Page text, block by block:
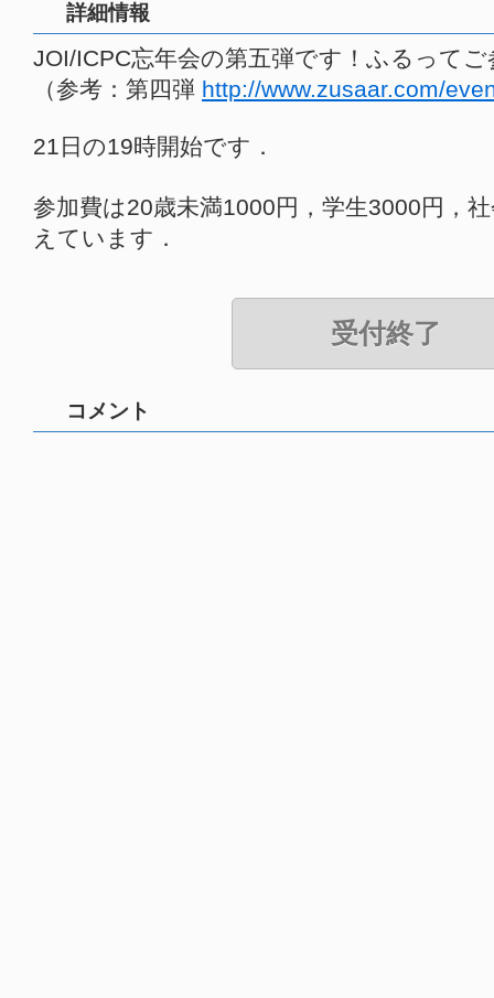
詳細情報
JOI/ICPC忘年会の第五弾です！ふるってご
（参考：第四弾 http://www.zusaar.com/
21日の19時開始です．
参加費は20歳未満1000円，学生3000円，
えています．
受付終了
コメント